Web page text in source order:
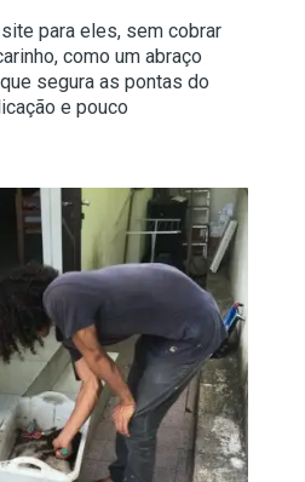
para eles, sem cobrar
como um abraço
segura as pontas do
e pouco